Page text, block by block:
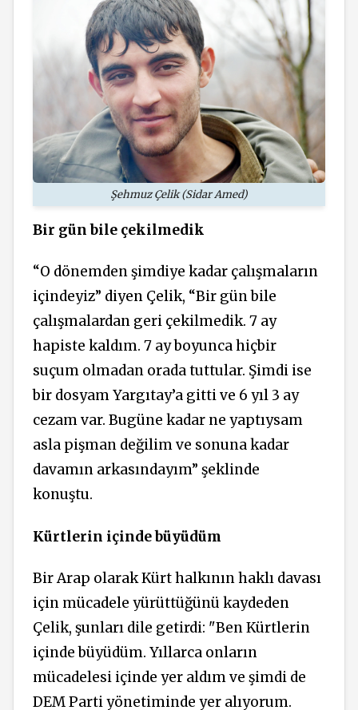
Şehmuz Çelik (Sidar Amed)
Bir gün bile çekilmedik
“O dönemden şimdiye kadar çalışmaların
içindeyiz” diyen Çelik, “Bir gün bile
çalışmalardan geri çekilmedik. 7 ay
hapiste kaldım. 7 ay boyunca hiçbir
suçum olmadan orada tuttular. Şimdi ise
bir dosyam Yargıtay’a gitti ve 6 yıl 3 ay
cezam var. Bugüne kadar ne yaptıysam
asla pişman değilim ve sonuna kadar
davamın arkasındayım” şeklinde
konuştu.
Kürtlerin içinde büyüdüm
Bir Arap olarak Kürt halkının haklı davası
için mücadele yürüttüğünü kaydeden
Çelik, şunları dile getirdi: "Ben Kürtlerin
içinde büyüdüm. Yıllarca onların
mücadelesi içinde yer aldım ve şimdi de
DEM Parti yönetiminde yer alıyorum.